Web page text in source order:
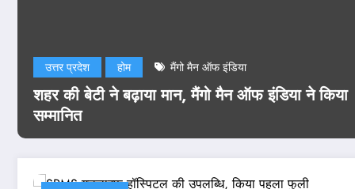
उत्तर प्रदेश होम मैंगो मैन ऑफ इंडिया
शहर की बेटी ने बढ़ाया मान, मैंगो मैन ऑफ इंडिया ने किया
सम्मानित
लीक केस: NTA के 47 अफसर
Read More